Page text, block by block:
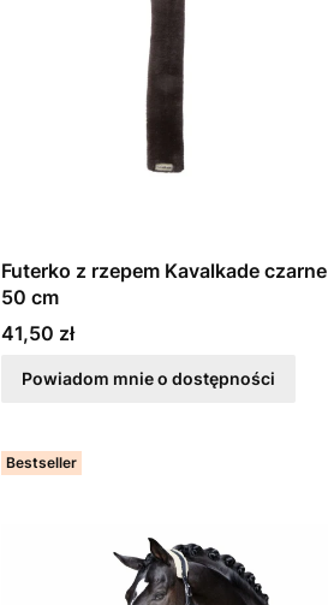
Futerko z rzepem Kavalkade czarne
50 cm
Cena
41,50 zł
Powiadom mnie o dostępności
Bestseller